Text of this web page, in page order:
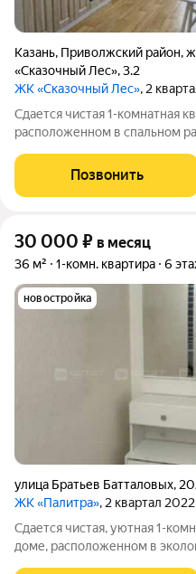
Казань, Приволжский район,
«Сказочный Лес»,3.2
ЖК «Сказочный Лес», 2
Сдается чистая 1-комнатная
расположенном в спальном
общественного транспорта.
Сан. узел в кафеле. Жильцам
Позвонить
30 000 ₽ в месяц
36 м² 1-комн. квартира 6
новостройка
улица Братьев Батталовых,
ЖК «Палитра», 2 квартал 2022
Сдается чистая, уютная 1-
доме, расположенном в